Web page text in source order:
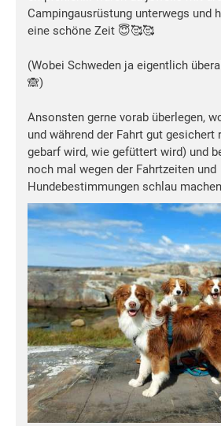
Campingausrüstung unterwegs und
eine schöne Zeit 😇🥰🥰
(Wobei Schweden ja eigentlich
🙈)
Ansonsten gerne vorab überlegen,
und während der Fahrt gut gesichert
gebarf wird, wie gefüttert wird) und
noch mal wegen der Fahrtzeiten und
Hundebestimmungen schlau